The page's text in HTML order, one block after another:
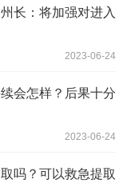
长：将加强对进入
2023-06-24
会怎样？后果十分
2023-06-24
吗？可以救急提取